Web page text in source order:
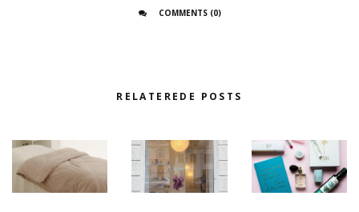
COMMENTS (0)
RELATEREDE POSTS